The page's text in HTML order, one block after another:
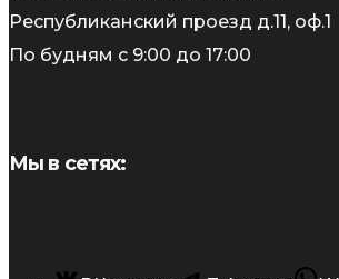
Республиканский проезд д.11, оф.1
По будням с 9:00 до 17:00
Мы в сетях: